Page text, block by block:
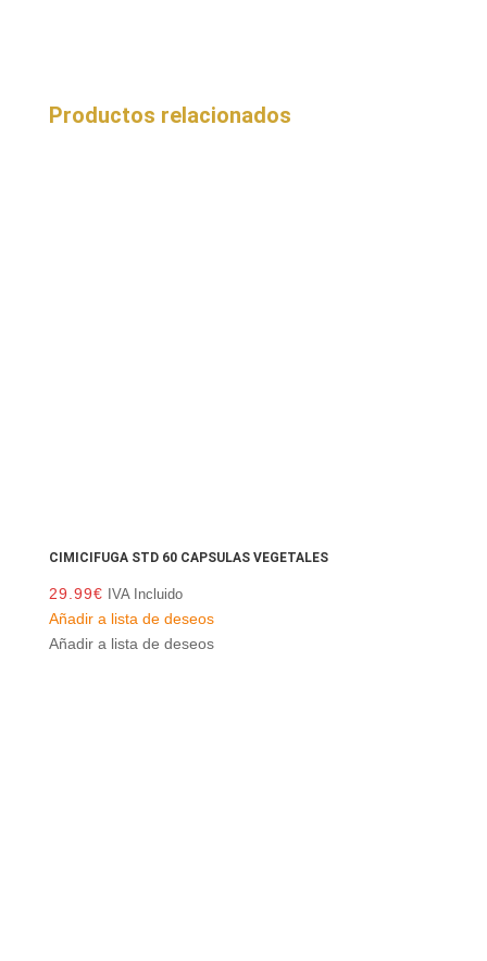
Productos relacionados
CIMICIFUGA STD 60 CAPSULAS VEGETALES
29.99€ IVA Incluido
Añadir a lista de deseos
Añadir a lista de deseos